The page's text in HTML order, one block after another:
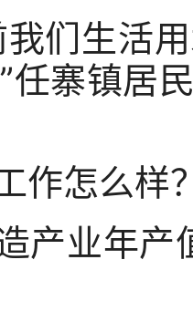
生活用
任寨镇居
怎么样
业年产